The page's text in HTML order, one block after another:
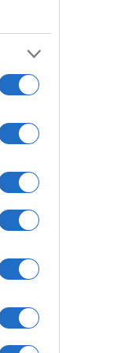
Giovannimaria